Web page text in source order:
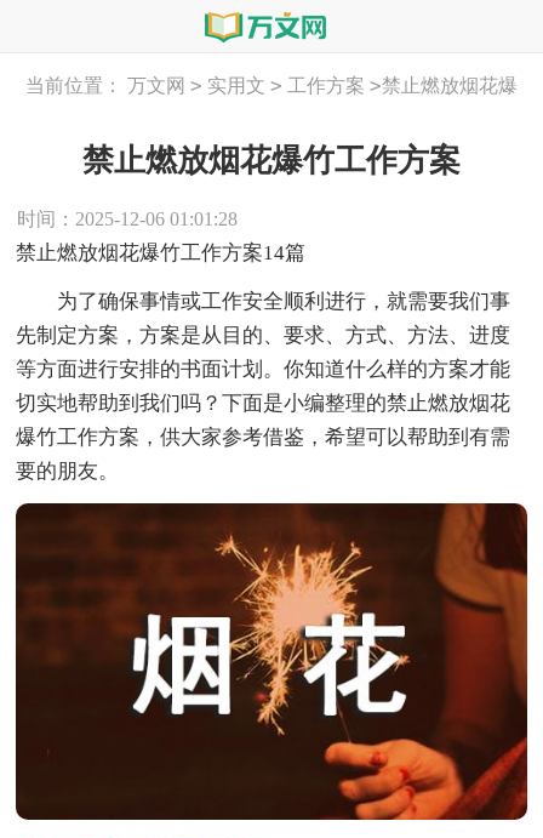
当前位置： 万文网 > 实用文 > 工作方案 >禁止燃放烟花爆
禁止燃放烟花爆竹工作方案
时间：2025-12-06 01:01:28
禁止燃放烟花爆竹工作方案14篇
为了确保事情或工作安全顺利进行，就需要我们事
先制定方案，方案是从目的、要求、方式、方法、进度
等方面进行安排的书面计划。你知道什么样的方案才能
切实地帮助到我们吗？下面是小编整理的禁止燃放烟花
爆竹工作方案，供大家参考借鉴，希望可以帮助到有需
要的朋友。